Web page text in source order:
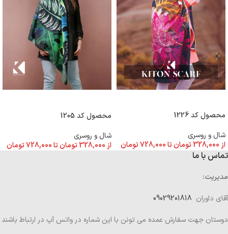
محصول کد 1226
شال و روسری
از 328,000تومانتا728,000تومان
محصول کد 1205
شال و روسری
از 328,000تومانتا728,000تومان
تماس با ما
مدیریت:
آقای داوران
دوستان جهت سفارش عمده می تونن با این شماره در واتس آپ در ارتباط باشند